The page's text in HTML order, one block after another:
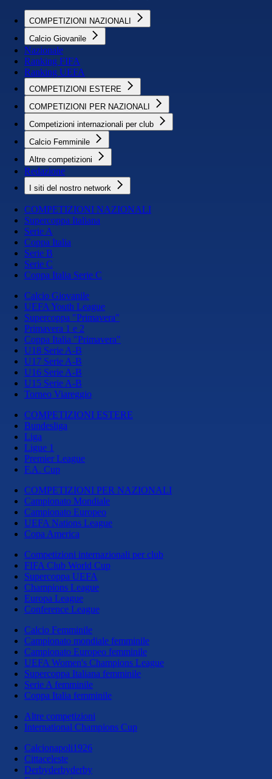
COMPETIZIONI NAZIONALI
Calcio Giovanile
Nazionale
Ranking FIFA
Ranking UEFA
COMPETIZIONI ESTERE
COMPETIZIONI PER NAZIONALI
Competizioni internazionali per club
Calcio Femminile
Altre competizioni
Redazione
I siti del nostro network
COMPETIZIONI NAZIONALI
Supercoppa Italiana
Serie A
Coppa Italia
Serie B
Serie C
Coppa Italia Serie C
Calcio Giovanile
UEFA Youth League
Supercoppa "Primavera"
Primavera 1 e 2
Coppa Italia "Primavera"
U18 Serie A-B
U17 Serie A-B
U16 Serie A-B
U15 Serie A-B
Torneo Viareggio
COMPETIZIONI ESTERE
Bundesliga
Liga
Ligue 1
Premier League
F.A. Cup
COMPETIZIONI PER NAZIONALI
Campionato Mondiale
Campionato Europeo
UEFA Nations League
Copa America
Competizioni internazionali per club
FIFA Club World Cup
Supercoppa UEFA
Champions League
Europa League
Conference League
Calcio Femminile
Campionato mondiale femminile
Campionato Europeo femminile
UEFA Women's Champions League
Supercoppa Italiana femminile
Serie A femminile
Coppa Italia femminile
Altre competizioni
International Champions Cup
Calcionapoli1926
Cittaceleste
Derbyderbyderby